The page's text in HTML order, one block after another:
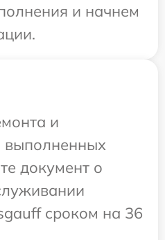
и начнем
и
выполненных
документ о
сроком на 36